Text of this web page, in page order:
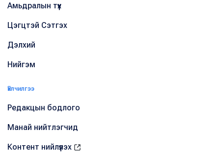
Амьдралын түүх
Цэгцтэй Сэтгэх
Дэлхий
Нийгэм
Үйлчилгээ
Редакцын бодлого
Манай нийтлэгчид
Контент нийлүүлэх